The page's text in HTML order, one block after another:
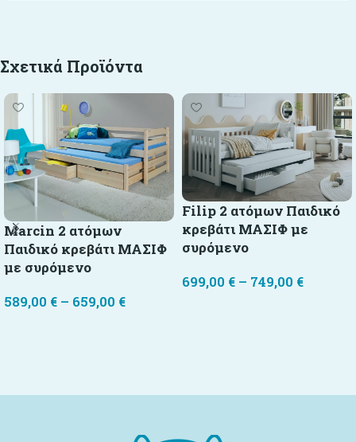
Σχετικά Προϊόντα
Marcin 2 ατόμων
Παιδικό κρεβάτι ΜΑΣΙΦ
με συρόμενο
589,00 € – 659,00 €
Filip 2 ατόμων Παιδικό
κρεβάτι ΜΑΣΙΦ με
συρόμενο
699,00 € – 749,00 €